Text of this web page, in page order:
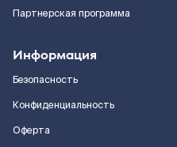
Партнерская программа
Информация
Безопасность
Конфиденциальность
Оферта